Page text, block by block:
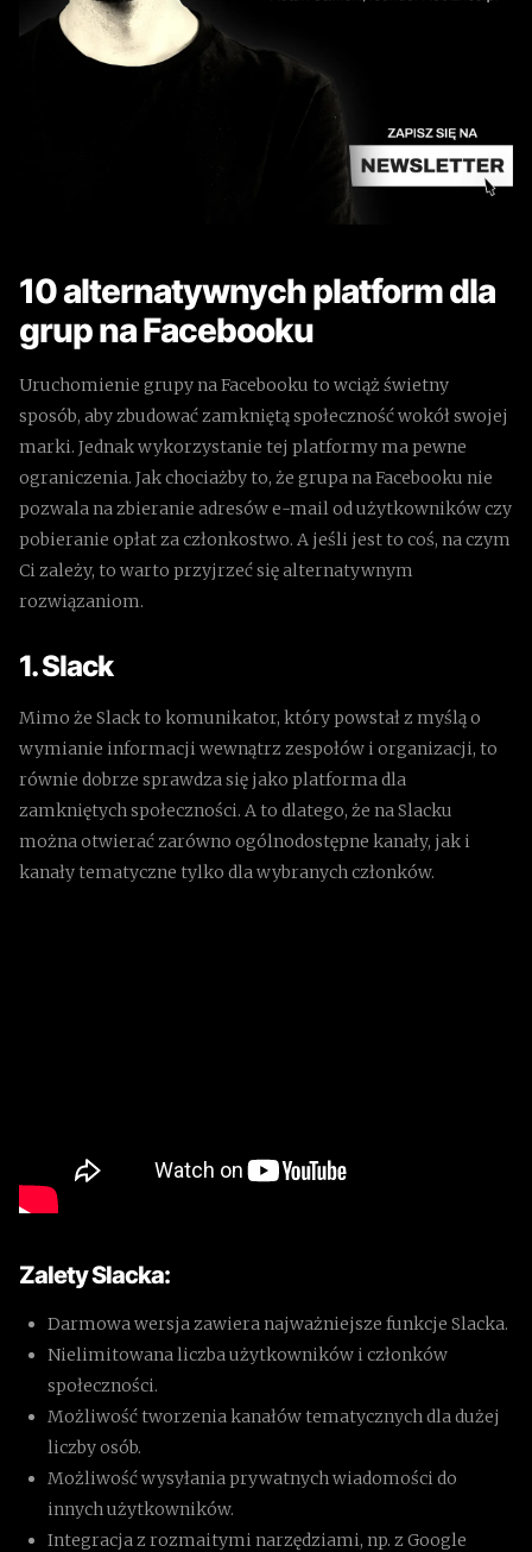
10 alternatywnych platform dla
grup na Facebooku
Uruchomienie grupy na Facebooku to wciąż świetny
sposób, aby zbudować zamkniętą społeczność wokół swojej
marki. Jednak wykorzystanie tej platformy ma pewne
ograniczenia. Jak chociażby to, że grupa na Facebooku nie
pozwala na zbieranie adresów e-mail od użytkowników czy
pobieranie opłat za członkostwo. A jeśli jest to coś, na czym
Ci zależy, to warto przyjrzeć się alternatywnym
rozwiązaniom.
1. Slack
Mimo że Slack to komunikator, który powstał z myślą o
wymianie informacji wewnątrz zespołów i organizacji, to
równie dobrze sprawdza się jako platforma dla
zamkniętych społeczności. A to dlatego, że na Slacku
można otwierać zarówno ogólnodostępne kanały, jak i
kanały tematyczne tylko dla wybranych członków.
Zalety Slacka:
Darmowa wersja zawiera najważniejsze funkcje Slacka.
Nielimitowana liczba użytkowników i członków
społeczności.
Możliwość tworzenia kanałów tematycznych dla dużej
liczby osób.
Możliwość wysyłania prywatnych wiadomości do
innych użytkowników.
Integracja z rozmaitymi narzędziami, np. z Google